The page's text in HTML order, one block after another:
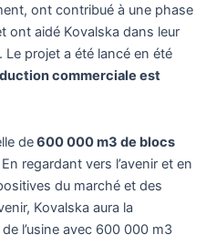
ont contribué à une phase
ont aidé Kovalska dans leur
projet a été lancé en été
commerciale est
de600 000 m3 de blocs
En regardant vers l’avenir et en
du marché et des
Kovalska aura la
l’usine avec 600 000 m3